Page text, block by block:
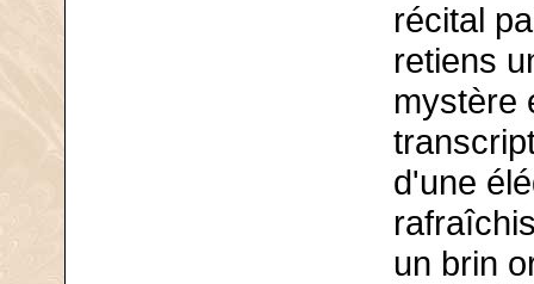
récital
retiens
mystère
d'une
un brin